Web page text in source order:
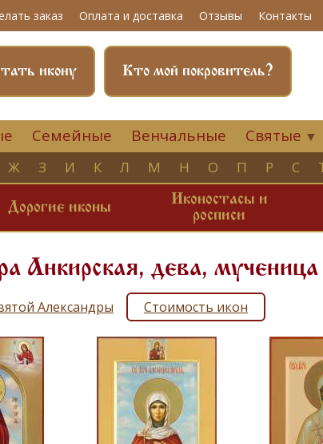
заказ Оплата и доставка Отзывы Контакты
Кто мой покровитель?
икону
Семейные Венчальные Святые ▼
Ж З И К Л М Н О П Р С
Дорогие иконы
Иконостасы и
росписи
Анкирская, дева,
Александры Стоимость икон